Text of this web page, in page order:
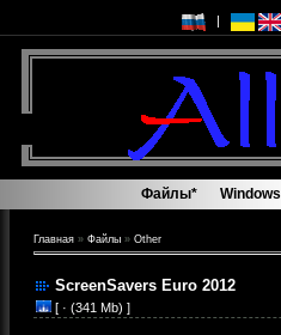
Файлы*
Windows
Главная » Файлы » Other
ScreenSavers Euro 2012
[ · (341 Mb) ]